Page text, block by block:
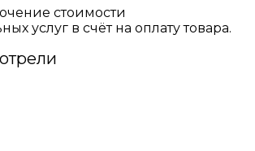
стоимости
услуг в счёт на оплату товара.